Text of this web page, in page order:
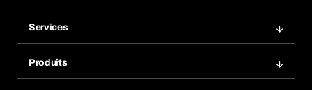
Favoris
Commande automatique
Services
Produits